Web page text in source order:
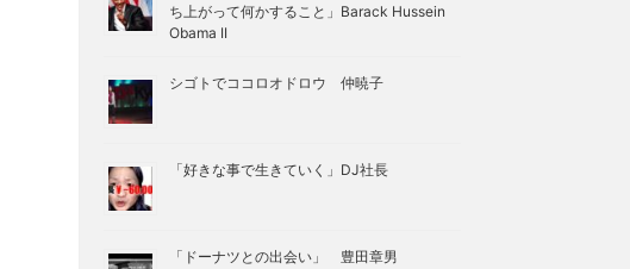
ち上がって何かすること」Barack Hussein
Obama II
シゴトでココロオドロウ 仲暁子
「好きな事で生きていく」DJ社長
「ドーナツとの出会い」 豊田章男